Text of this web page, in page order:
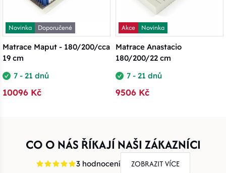
Novinka
Doporučené
Matrace Maput - 180/200/cca
19 cm
7 - 21 dnů
10096 Kč
Akce
Novinka
Matrace Anastacio
180/200/22 cm
7 - 21 dnů
9506 Kč
CO O NÁS ŘÍKAJÍ NAŠI ZÁKAZNÍCI
3 hodnocení ZOBRAZIT VÍCE